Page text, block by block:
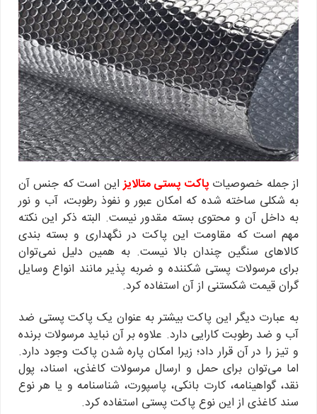
از جمله خصوصیاتپاکت پستی متالایزاین است که جنس آن
به شکلی ساخته شده که امکان عبور و نفوذ رطوبت، آب و نور
به داخل آن و محتوی بسته مقدور نیست. البته ذکر این نکته
مهم است که مقاومت این پاکت در نگهداری و بسته بندی
کالاهای سنگین چندان بالا نیست. به همین دلیل نمی‌توان
برای مرسولات پستی شکننده و ضربه پذیر مانند انواع وسایل
گران قیمت شکستنی از آن استفاده کرد.
به عبارت دیگر این پاکت بیشتر به عنوان یک پاکت پستی ضد
آب و ضد رطوبت کارایی دارد. علاوه بر آن نباید مرسولات برنده
و تیز را در آن قرار داد؛ زیرا امکان پاره شدن پاکت وجود دارد.
اما می‌توان برای حمل و ارسال مرسولات کاغذی، اسناد، پول
نقد، گواهینامه، کارت بانکی، پاسپورت، شناسنامه و یا هر نوع
سند کاغذی از این نوع پاکت پستی استفاده کرد.